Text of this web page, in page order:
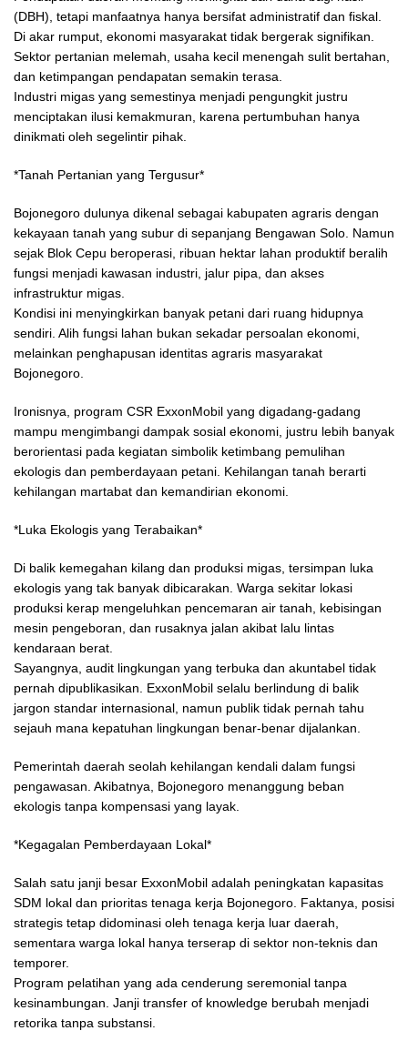
(DBH), tetapi manfaatnya hanya bersifat administratif dan fiskal.
Di akar rumput, ekonomi masyarakat tidak bergerak signifikan.
Sektor pertanian melemah, usaha kecil menengah sulit bertahan,
dan ketimpangan pendapatan semakin terasa.
Industri migas yang semestinya menjadi pengungkit justru
menciptakan ilusi kemakmuran, karena pertumbuhan hanya
dinikmati oleh segelintir pihak.
*Tanah Pertanian yang Tergusur*
Bojonegoro dulunya dikenal sebagai kabupaten agraris dengan
kekayaan tanah yang subur di sepanjang Bengawan Solo. Namun
sejak Blok Cepu beroperasi, ribuan hektar lahan produktif beralih
fungsi menjadi kawasan industri, jalur pipa, dan akses
infrastruktur migas.
Kondisi ini menyingkirkan banyak petani dari ruang hidupnya
sendiri. Alih fungsi lahan bukan sekadar persoalan ekonomi,
melainkan penghapusan identitas agraris masyarakat
Bojonegoro.
Ironisnya, program CSR ExxonMobil yang digadang-gadang
mampu mengimbangi dampak sosial ekonomi, justru lebih banyak
berorientasi pada kegiatan simbolik ketimbang pemulihan
ekologis dan pemberdayaan petani. Kehilangan tanah berarti
kehilangan martabat dan kemandirian ekonomi.
*Luka Ekologis yang Terabaikan*
Di balik kemegahan kilang dan produksi migas, tersimpan luka
ekologis yang tak banyak dibicarakan. Warga sekitar lokasi
produksi kerap mengeluhkan pencemaran air tanah, kebisingan
mesin pengeboran, dan rusaknya jalan akibat lalu lintas
kendaraan berat.
Sayangnya, audit lingkungan yang terbuka dan akuntabel tidak
pernah dipublikasikan. ExxonMobil selalu berlindung di balik
jargon standar internasional, namun publik tidak pernah tahu
sejauh mana kepatuhan lingkungan benar-benar dijalankan.
Pemerintah daerah seolah kehilangan kendali dalam fungsi
pengawasan. Akibatnya, Bojonegoro menanggung beban
ekologis tanpa kompensasi yang layak.
*Kegagalan Pemberdayaan Lokal*
Salah satu janji besar ExxonMobil adalah peningkatan kapasitas
SDM lokal dan prioritas tenaga kerja Bojonegoro. Faktanya, posisi
strategis tetap didominasi oleh tenaga kerja luar daerah,
sementara warga lokal hanya terserap di sektor non-teknis dan
temporer.
Program pelatihan yang ada cenderung seremonial tanpa
kesinambungan. Janji transfer of knowledge berubah menjadi
retorika tanpa substansi.